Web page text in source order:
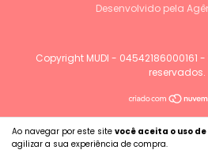
Ao navegar por este site você aceita o uso
agilizar a sua experiência de compra.
Desenvolvido pela
Copyright MUDI - 04542186000161
reservados.